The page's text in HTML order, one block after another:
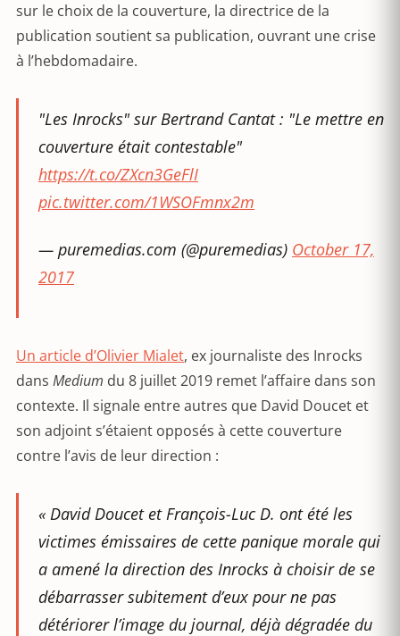
sur le choix de la couverture, la directrice de la
publication soutient sa publication, ouvrant une crise
à l’hebdomadaire.
"Les Inrocks" sur Bertrand Cantat : "Le mettre en
couverture était contestable"
https://t.co/ZXcn3GeFlI
pic.twitter.com/1WSOFmnx2m
— puremedias.com (@puremedias) October 17,
2017
Un article d’Olivier Mialet, ex journaliste des Inrocks
dans Medium du 8 juillet 2019 remet l’affaire dans son
contexte. Il signale entre autres que David Doucet et
son adjoint s’étaient opposés à cette couverture
contre l’avis de leur direction :
« David Doucet et François-Luc D. ont été les
victimes émissaires de cette panique morale qui
a amené la direction des Inrocks à choisir de se
débarrasser subitement d’eux pour ne pas
détériorer l’image du journal, déjà dégradée du